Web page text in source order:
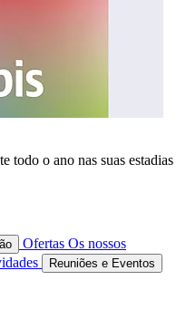
todo o ano nas suas estadias
Ofertas Os nossos
Reuniões e Eventos